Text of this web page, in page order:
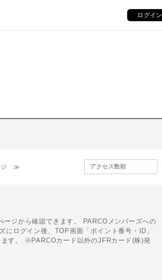
ログイン
≫
ジから確認できます。 PARCOメンバーズへの
ログイン後、TOP画面「ポイント番号・ID」
す。 ※PARCOカード以外のJFRカード(株)発